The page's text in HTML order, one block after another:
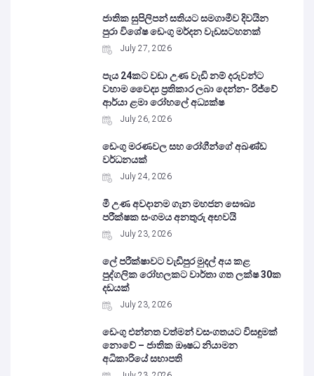
ජාතික සුපිලිපන් සතියට සමගාමීව දිවයින
පුරා විශේෂ ඩෙංගු මර්දන වැඩසටහනක්
July 27, 2026
පැය 24කට වඩා උණ වැඩි නම් දරුවන්ට
වහාම වෛද්‍ය ප්‍රතිකාර ලබා දෙන්න- රිජ්වේ
ආර්යා ළමා රෝහලේ අධ්‍යක්ෂ
July 26, 2026
ඩෙංගු මරණවල සහ රෝගීන්ගේ අඛණ්ඩ
වර්ධනයක්
July 24, 2026
මී උණ අවදානම ගැන මහජන සෞඛ්‍ය
පරීක්ෂක සංගමය අනතුරු අඟවයි
July 23, 2026
ලේ පරීක්ෂාවට වැඩිපුර මුදල් අය කළ
පුද්ගලික රෝහලකට වාර්තා ගත ලක්ෂ 30ක
දඩයක්
July 23, 2026
ඩෙංගු එන්නත වත්මන් වසංගතයට විසඳුමක්
නොවේ – ජාතික ඖෂධ නියාමන
අධිකාරියේ සභාපති